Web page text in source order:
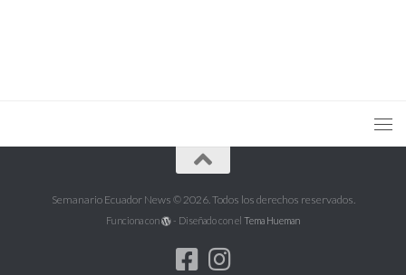
Semanario Ecuador News © 2026. Todos los derechos reservados.
Funciona con - Diseñado con el Tema Hueman